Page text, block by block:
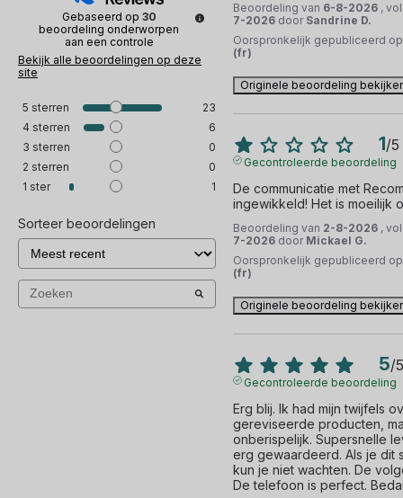
Gebaseerd op 30
beoordeling onderworpen
aan een controle
Bekijk alle beoordelingen op deze
site
5 sterren
23
4 sterren
6
3 sterren
0
2 sterren
0
1 ster 1
Sorteer beoordelingen
Beoordeling van 6-8-2026 ,
7-2026 door Sandrine D.
Oorspronkelijk gepubliceerd
(fr)
Originele beoordeling
1/5
Gecontroleerde beoordeling
De communicatie met
ingewikkeld! Het is moeilijk
Beoordeling van 2-8-2026 ,
7-2026 door Mickael G.
Oorspronkelijk gepubliceerd
(fr)
Originele beoordeling
5/5
Gecontroleerde beoordeling
Erg blij. Ik had mijn twijfels
gereviseerde producten,
onberispelijk. Supersnelle
erg gewaardeerd. Als je dit
kun je niet wachten. De
De telefoon is perfect.